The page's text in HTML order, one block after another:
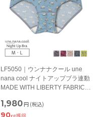
LF5050｜ウンナナクール une
nana cool ナイトアップブラ連動
MADE WITH LIBERTY FABRIC
キン対応 M/L
1,980円 (税込)
90pt獲得